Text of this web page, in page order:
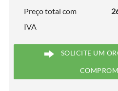
Preço total com
IVA
SOLICITE UM